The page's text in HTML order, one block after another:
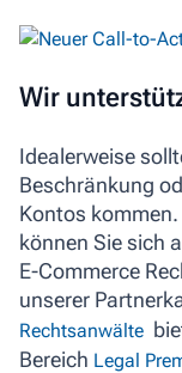
Wir
Idealerweise
Beschränkung
Kontos
können Sie sich
E-Commerce
unserer
Rechtsanwälte
Bereich Legal